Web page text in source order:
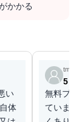
かかる
い
体
tmttmt
5
無料プラ
ています